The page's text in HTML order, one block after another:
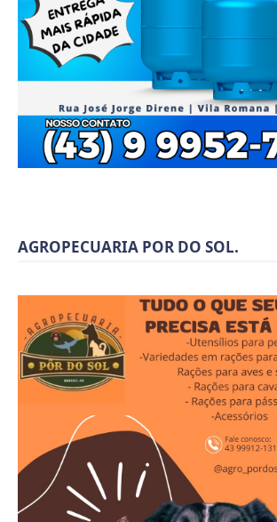
AGROPECUARIA POR DO SOL.